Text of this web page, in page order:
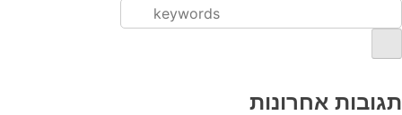
תגובות אחרונות